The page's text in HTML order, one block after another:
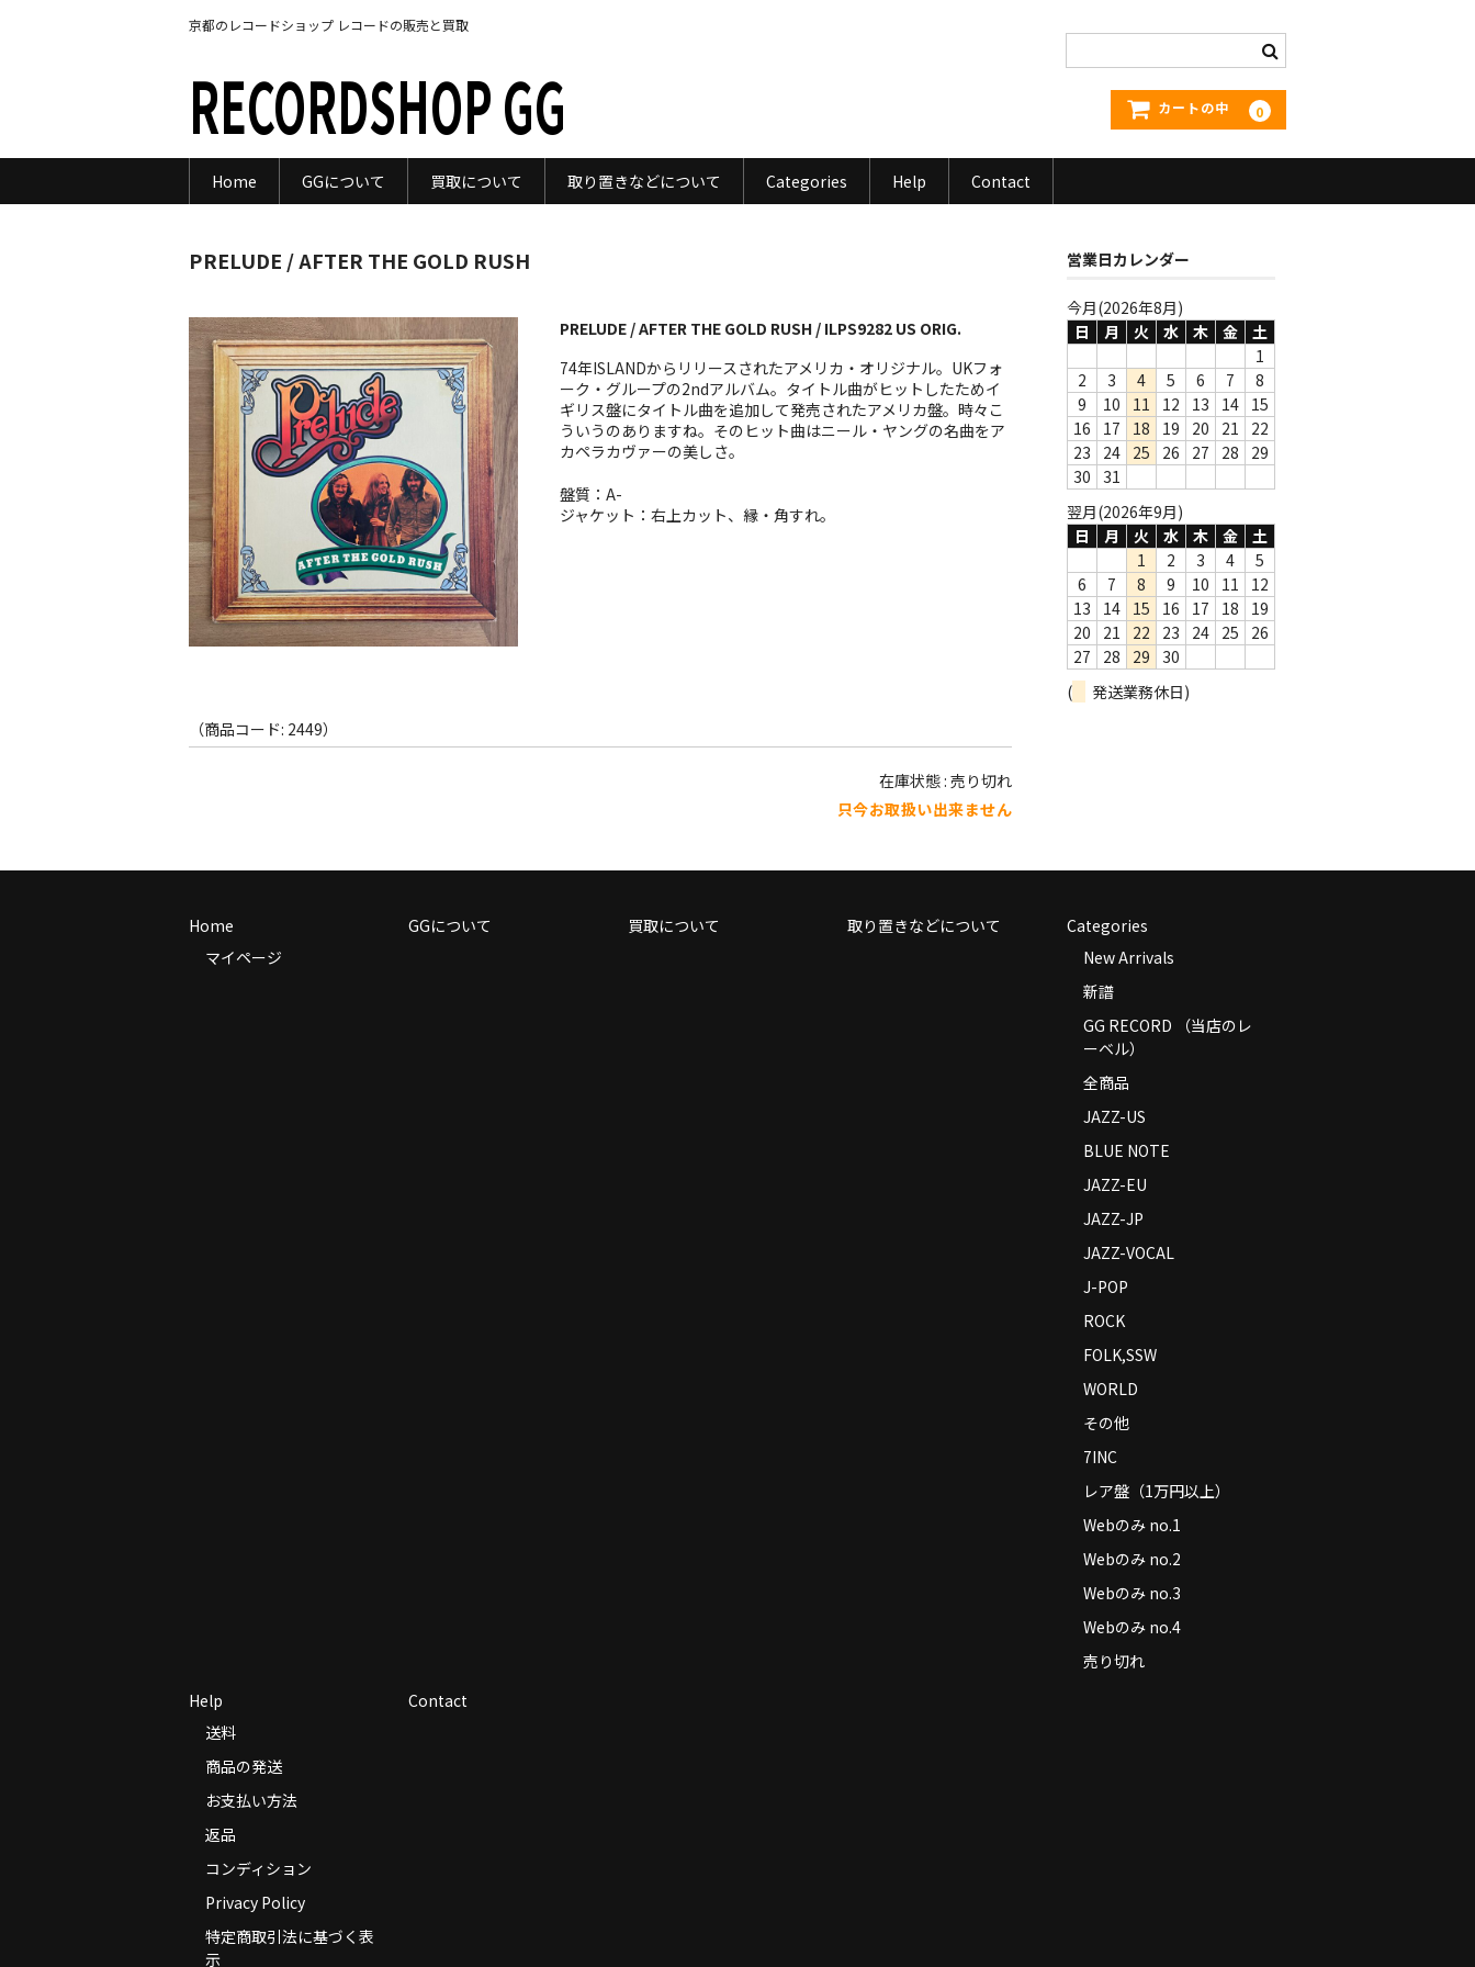
京都のレコードショップ レコードの販売と買取
RECORDSHOP GG カートの中 0
Home GGについて 買取について 取り置きなどについて Categories Help Contact
PRELUDE / AFTER THE GOLD RUSH
PRELUDE / AFTER THE GOLD RUSH / ILPS9282 US ORIG.
74年ISLANDからリリースされたアメリカ・オリジナル。UKフォ
ーク・グループの2ndアルバム。タイトル曲がヒットしたためイ
ギリス盤にタイトル曲を追加して発売されたアメリカ盤。時々こ
ういうのありますね。そのヒット曲はニール・ヤングの名曲をア
カペラカヴァーの美しさ。
盤質：A-
ジャケット：右上カット、縁・角すれ。
（商品コード: 2449）
在庫状態 : 売り切れ
只今お取扱い出来ません
営業日カレンダー
今月(2026年8月)
日
月 火 水 木 金
土
1
2
3 4 5 6 7
8
9
10 11 12 13 14 15
16
17 18 19 20 21
22
23
24 25 26 27 28
29
30
31
翌月(2026年9月)
日
月 火 水 木 金
土
1
2 3 4
5
6
7 8 9 10 11
12
13
14 15 16 17 18
19
20
21 22 23 24 25
26
27
28 29
30
(
発送業務休日)
Home
マイページ
GGについて 買取について 取り置きなどについて
Categories
New Arrivals
新譜
GG RECORD （当店のレ
ーベル）
全商品
JAZZ-US
BLUE NOTE
JAZZ-EU
JAZZ-JP
JAZZ-VOCAL
J-POP
ROCK
FOLK,SSW
WORLD
その他
7INC
レア盤（1万円以上）
Webのみ no.1
Webのみ no.2
Webのみ no.3
Webのみ no.4
売り切れ
Help
送料
商品の発送
お支払い方法
返品
コンディション
Privacy Policy
特定商取引法に基づく表
示
Contact